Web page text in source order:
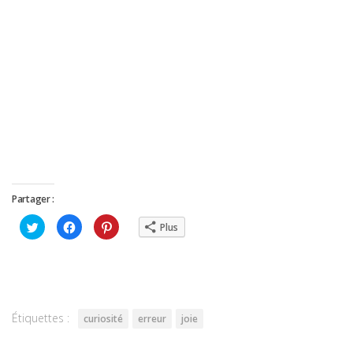
Partager :
Cliquez
pour
partager
Cliquez
pour
partager
Cliquez
pour Plus
Étiquettes : curiosité erreur joie